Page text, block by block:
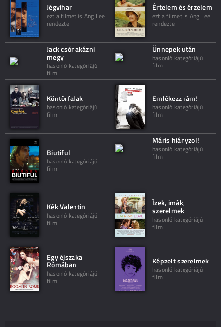
Jégvihar
ezt a filmet is Ang Lee
rendezte
Értelem és érzelem
ezt a filmet is Ang Lee
rendezte
Jack csónakázni
megy
hasonló kategóriájú
film
Ünnepek után
hasonló kategóriájú
film
Köntörfalak
hasonló kategóriájú
film
Emlékezz rám!
hasonló kategóriájú
film
Biutiful
hasonló kategóriájú
film
Máris hiányzol!
hasonló kategóriájú
film
Kék Valentin
hasonló kategóriájú
film
Ízek, imák,
szerelmek
hasonló kategóriájú
film
Egy éjszaka
Rómában
hasonló kategóriájú
film
Képzelt szerelmek
hasonló kategóriájú
film